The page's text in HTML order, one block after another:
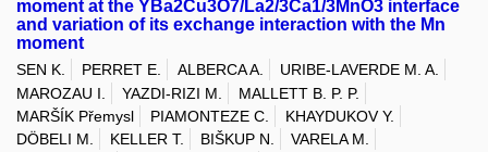
moment at the YBa2Cu3O7/La2/3Ca1/3MnO3 interface
and variation of its exchange interaction with the Mn
moment
SEN K. PERRET E. ALBERCA A.
URIBE-LAVERDE M. A.
MAROZAU I.
YAZDI-RIZI M.
MALLETT B. P. P.
MARŠÍK Přemysl
PIAMONTEZE C.
KHAYDUKOV Y.
DÖBELI M.
KELLER T. BIŠKUP N.
VARELA M.